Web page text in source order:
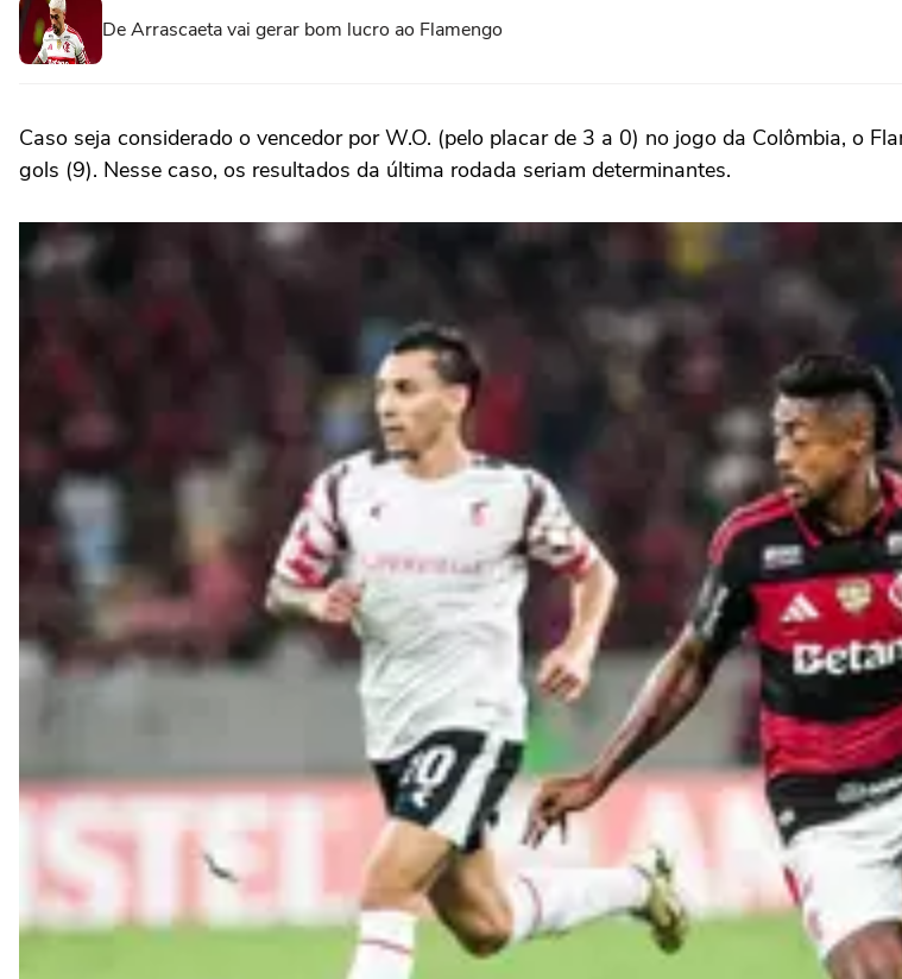
De Arrascaeta vai gerar bom lucro ao Flamengo
Caso seja considerado o vencedor por W.O. (pelo placar de 3 a 0) no jogo da Colômbia, o
gols (9). Nesse caso, os resultados da última rodada seriam determinantes.